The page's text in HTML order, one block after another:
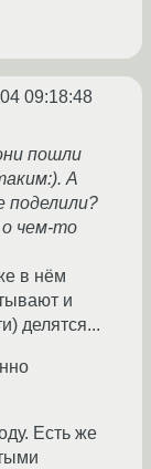
09:18:48
пошли
А
поделили?
о чем-то
в нём
и
делятся...
Есть же